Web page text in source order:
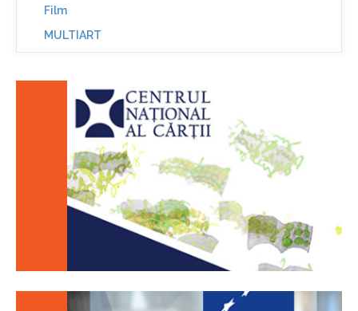
Film
MULTIART